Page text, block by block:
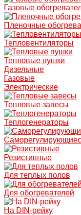
Газовые
Пленочные
Тепловентиляторы
Тепловые пушки
Дизельные
Газовые
Электрические
Тепловые завесы
Теплогенераторы
Резистивные
Для теплых полов
Для обогревателей
На DIN-рейку